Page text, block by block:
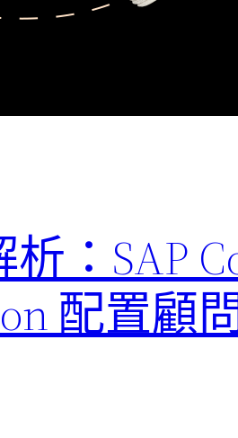
析：SAP
配置顧